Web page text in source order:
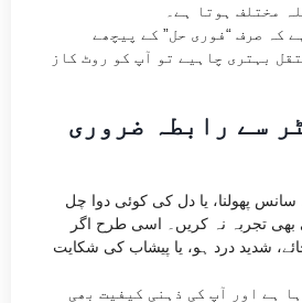
مختلف ہوتا ہے۔
کہ صرف “فوری حل” کے پیچھے
بہتری چاہیے تو آپ کو روٹ کاز
سے رابطہ ضروری
پھولنا، یا دل کی کوئی دوا چل
تجربہ نہ کریں۔ اسی طرح اگر
شدید درد ہو، یا پیشاب کی شکایت
ہے اور آپ کی ذہنی کیفیت بھی